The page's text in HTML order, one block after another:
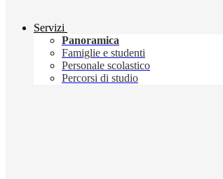
Servizi
Panoramica
Famiglie e studenti
Personale scolastico
Percorsi di studio